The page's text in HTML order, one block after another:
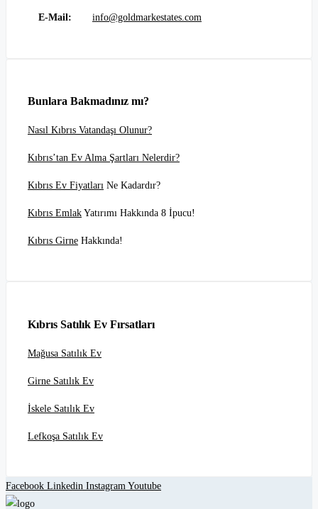
E-Mail: info@goldmarkestates.com
Bunlara Bakmadınız mı?
Nasıl Kıbrıs Vatandaşı Olunur?
Kıbrıs’tan Ev Alma Şartları Nelerdir?
Kıbrıs Ev Fiyatları Ne Kadardır?
Kıbrıs Emlak Yatırımı Hakkında 8 İpucu!
Kıbrıs Girne Hakkında!
Kıbrıs Satılık Ev Fırsatları
Mağusa Satılık Ev
Girne Satılık Ev
İskele Satılık Ev
Lefkoşa Satılık Ev
Facebook Linkedin Instagram Youtube